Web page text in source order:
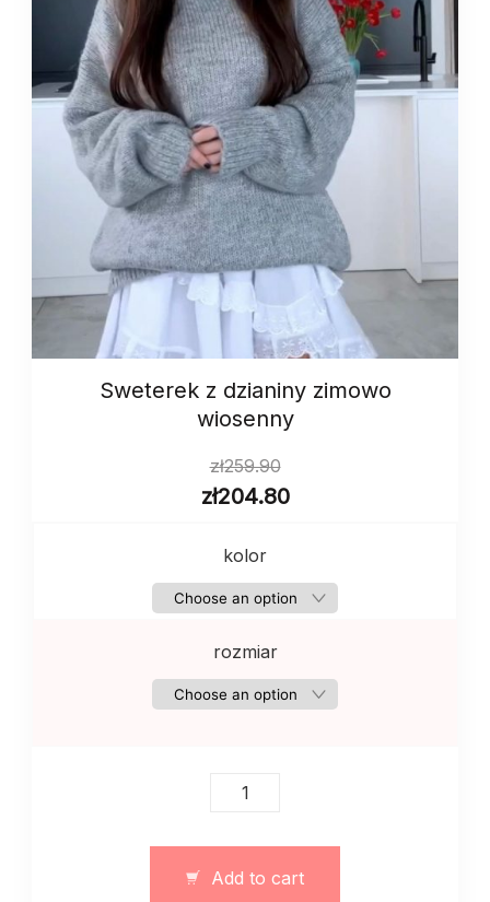
Sweterek z dzianiny zimowo
wiosenny
zł259.90
zł204.80
kolor
rozmiar
Sweterek
wiosenny
Add to cart